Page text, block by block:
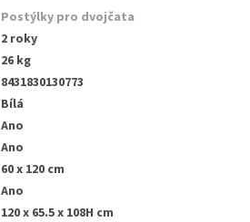
Postýlky pro dvojčata
2 roky
26 kg
8431830130773
Bílá
Ano
Ano
60 x 120 cm
Ano
120 x 65.5 x 108H cm